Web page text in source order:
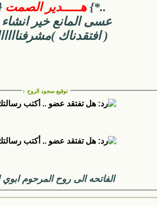
..*} هـــــدير الصمت
عسى المانع خير انشاء
( افتقدناك
توقيع سجود الروح :
الفاتحه الى روح المرحوم ابوي